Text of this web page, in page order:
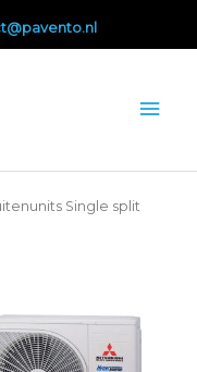
Single split